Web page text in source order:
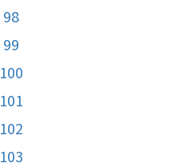
98
99
100
101
102
103